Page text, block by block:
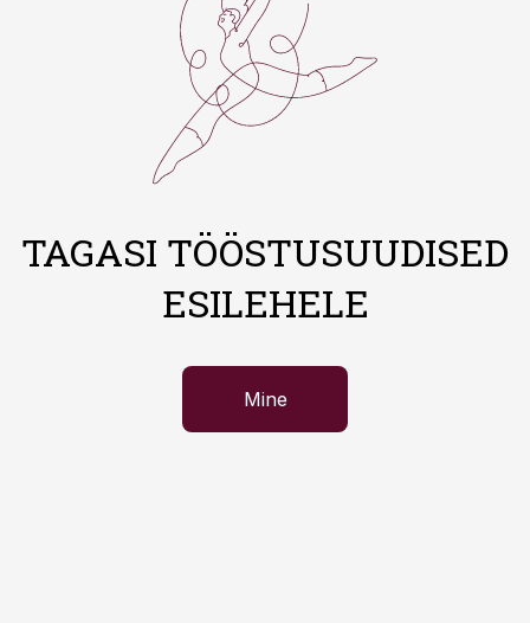
TAGASI TÖÖSTUSUUDISED
ESILEHELE
Mine